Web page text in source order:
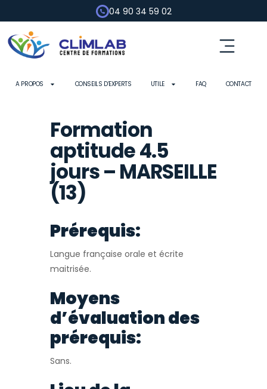
04 90 34 59 02
A PROPOS CONSEILS D’EXPERTS UTILE FAQ CONTACT
Formation
aptitude 4.5
jours – MARSEILLE
(13)
Prérequis:
Langue française orale et écrite
maitrisée.
Moyens
d’évaluation des
prérequis:
Sans.